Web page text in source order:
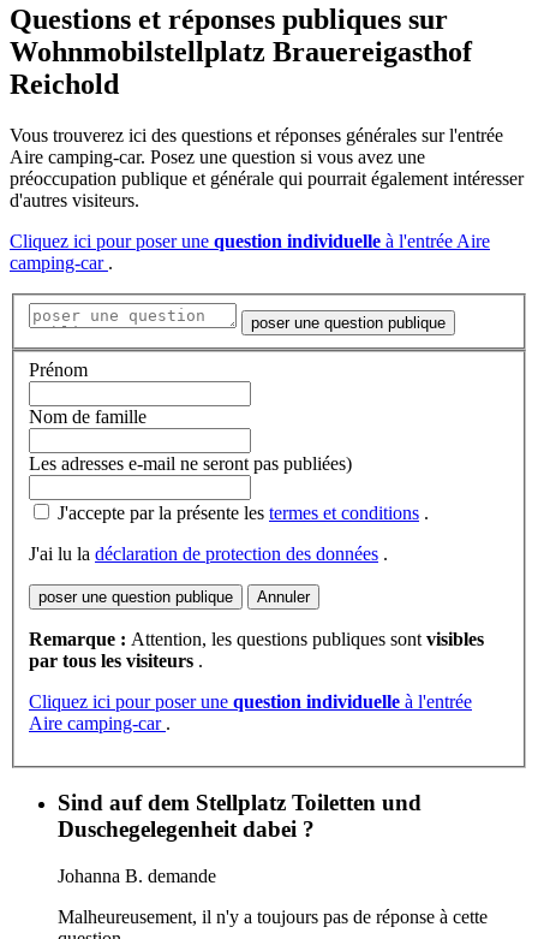
Questions et réponses publiques sur
Wohnmobilstellplatz Brauereigasthof
Reichold
Vous trouverez ici des questions et réponses générales sur l'entrée
Aire camping-car. Posez une question si vous avez une
préoccupation publique et générale qui pourrait également intéresser
d'autres visiteurs.
Cliquez ici pour poser une question individuelle à l'entrée Aire
camping-car .
poser une question publique
Prénom
Nom de famille
Les adresses e-mail ne seront pas publiées)
J'accepte par la présente les termes et conditions .
J'ai lu la déclaration de protection des données .
poser une question publique Annuler
Remarque : Attention, les questions publiques sont visibles
par tous les visiteurs .
Cliquez ici pour poser une question individuelle à l'entrée
Aire camping-car .
Sind auf dem Stellplatz Toiletten und
Duschegelegenheit dabei ?
Johanna B. demande
Malheureusement, il n'y a toujours pas de réponse à cette